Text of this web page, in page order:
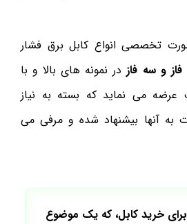
تخصصی انواع کابل برق فشار
و سه فاز در نمونه های بالا و با
می نماید که بسته به نیاز
به آنها بیشنهاد شده و مرفی می
خرید کابل، که یک موضوع